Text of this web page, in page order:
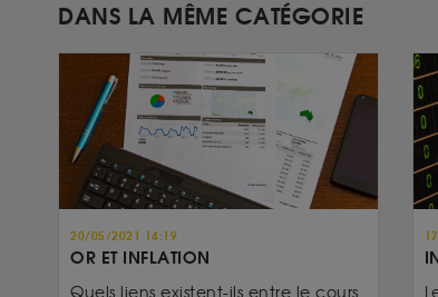
DANS LA MÊME CATÉGORIE
20/05/2021 14:19
OR ET INFLATION